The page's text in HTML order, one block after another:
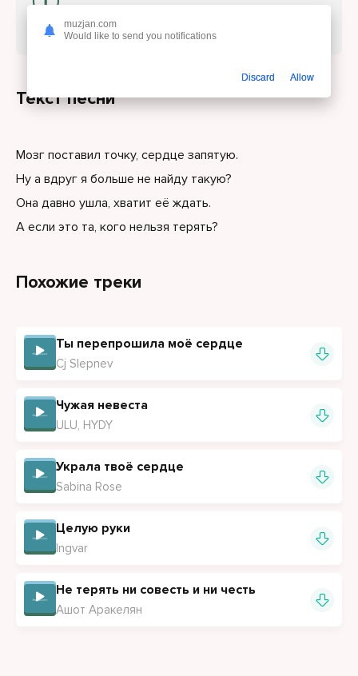
бесплатно.
Текст песни
Мозг поставил точку, сердце запятую.
Ну а вдруг я больше не найду такую?
Она давно ушла, хватит её ждать.
А если это та, кого нельзя терять?
Похожие треки
Ты перепрошила моё сердце
Cj Slepnev
Чужая невеста
ULU, HYDY
Украла твоё сердце
Sabina Rose
Целую руки
Ingvar
Не терять ни совесть и ни честь
Ашот Аракелян
muzjan.com
Would like to send you notifications
Discard Allow